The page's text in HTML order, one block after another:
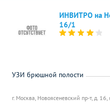
ИНВИТРО на
16/1
г. Москва, Новоясеневский пр-т, д. 16,
УЗИ брюшной полости